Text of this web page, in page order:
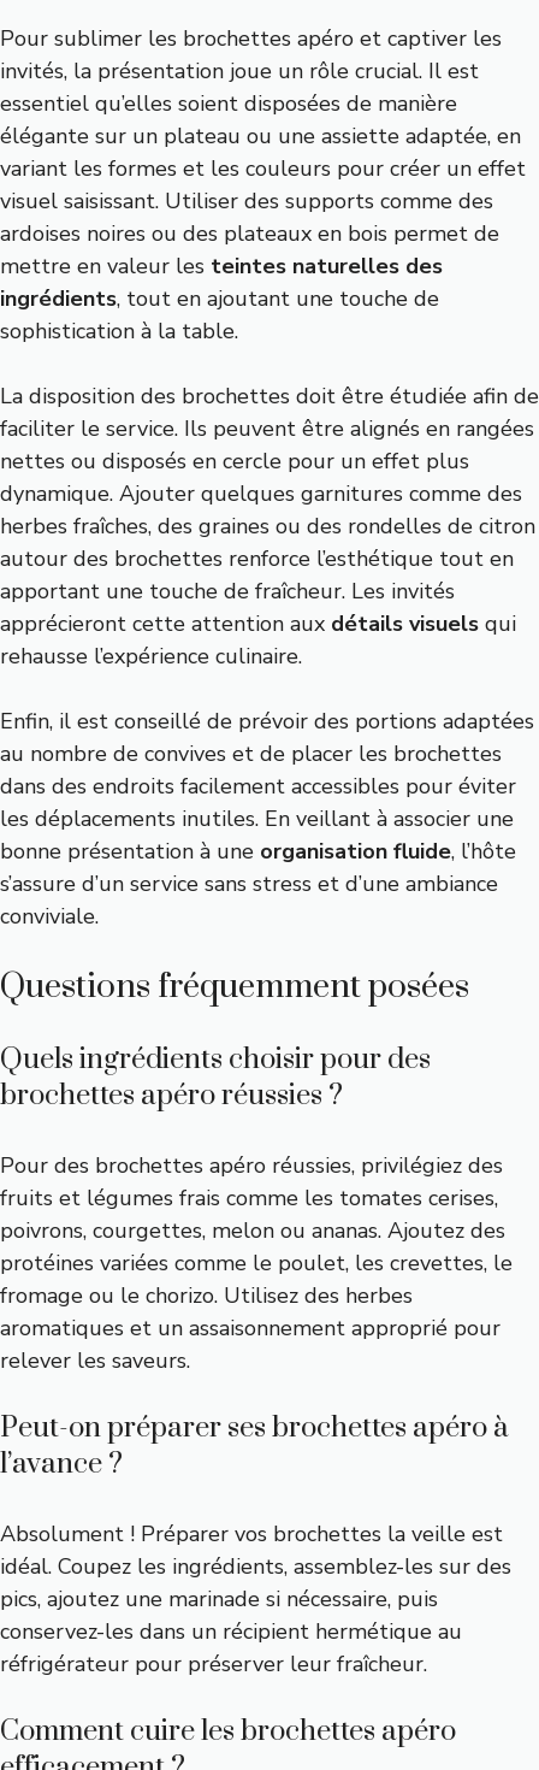
Pour sublimer les brochettes apéro et captiver les
invités, la présentation joue un rôle crucial. Il est
essentiel qu’elles soient disposées de manière
élégante sur un plateau ou une assiette adaptée, en
variant les formes et les couleurs pour créer un effet
visuel saisissant. Utiliser des supports comme des
ardoises noires ou des plateaux en bois permet de
mettre en valeur les teintes naturelles des
ingrédients, tout en ajoutant une touche de
sophistication à la table.
La disposition des brochettes doit être étudiée afin de
faciliter le service. Ils peuvent être alignés en rangées
nettes ou disposés en cercle pour un effet plus
dynamique. Ajouter quelques garnitures comme des
herbes fraîches, des graines ou des rondelles de citron
autour des brochettes renforce l’esthétique tout en
apportant une touche de fraîcheur. Les invités
apprécieront cette attention aux détails visuels qui
rehausse l’expérience culinaire.
Enfin, il est conseillé de prévoir des portions adaptées
au nombre de convives et de placer les brochettes
dans des endroits facilement accessibles pour éviter
les déplacements inutiles. En veillant à associer une
bonne présentation à une organisation fluide, l’hôte
s’assure d’un service sans stress et d’une ambiance
conviviale.
Questions fréquemment posées
Quels ingrédients choisir pour des
brochettes apéro réussies ?
Pour des brochettes apéro réussies, privilégiez des
fruits et légumes frais comme les tomates cerises,
poivrons, courgettes, melon ou ananas. Ajoutez des
protéines variées comme le poulet, les crevettes, le
fromage ou le chorizo. Utilisez des herbes
aromatiques et un assaisonnement approprié pour
relever les saveurs.
Peut-on préparer ses brochettes apéro à
l’avance ?
Absolument ! Préparer vos brochettes la veille est
idéal. Coupez les ingrédients, assemblez-les sur des
pics, ajoutez une marinade si nécessaire, puis
conservez-les dans un récipient hermétique au
réfrigérateur pour préserver leur fraîcheur.
Comment cuire les brochettes apéro